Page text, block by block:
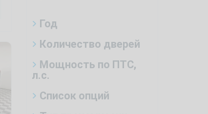
Год
Количество дверей
Мощность по ПТС,
л.с.
Список опций